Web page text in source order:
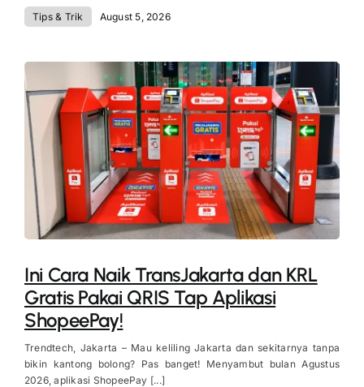
Tips & Trik August 5, 2026
Ini Cara Naik TransJakarta dan KRL
Gratis Pakai QRIS Tap Aplikasi
ShopeePay!
Trendtech, Jakarta – Mau keliling Jakarta dan sekitarnya tanpa
bikin kantong bolong? Pas banget! Menyambut bulan Agustus
2026, aplikasi ShopeePay [...]